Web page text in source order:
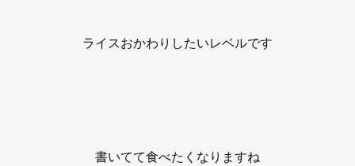
ライスおかわりしたいレベルです
書いてて食べたくなりますね